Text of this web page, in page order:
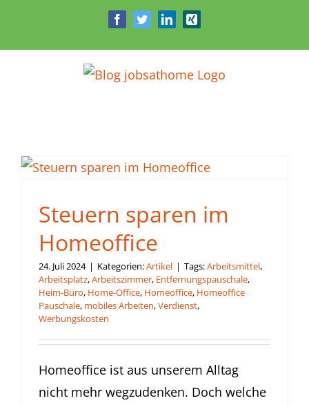
springen
FacebookTwitterLinkedInXing
Steuern sparen im
Homeoffice
24. Juli 2024 | Kategorien:Artikel | Tags:Arbeitsmittel,
Arbeitsplatz,Arbeitszimmer, Entfernungspauschale,
Heim-Büro, Home-Office, Homeoffice, Homeoffice
Pauschale, mobiles Arbeiten,Verdienst,
Werbungskosten
Homeoffice ist aus unserem Alltag
nicht mehr wegzudenken. Doch welche